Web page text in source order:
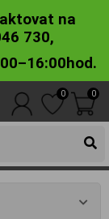
na
730,
0 0